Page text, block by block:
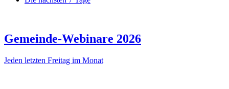
Gemeinde-Webinare 2026
Jeden letzten Freitag im Monat